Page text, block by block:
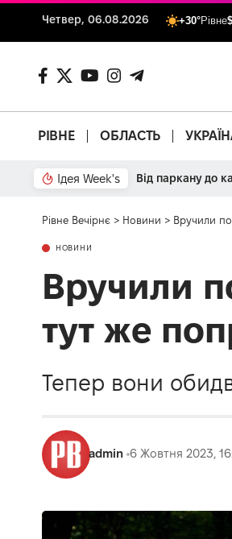
Четвер, 06.08.2026 +30°Рівне$
РІВНЕ ОБЛАСТЬ
Ідея Week's Від паркану до
Рівне Вечірнє > Новини > Вручили
НОВИНИ
Вручили
тут же
Тепер вони
admin 6 Жовтня 2023,